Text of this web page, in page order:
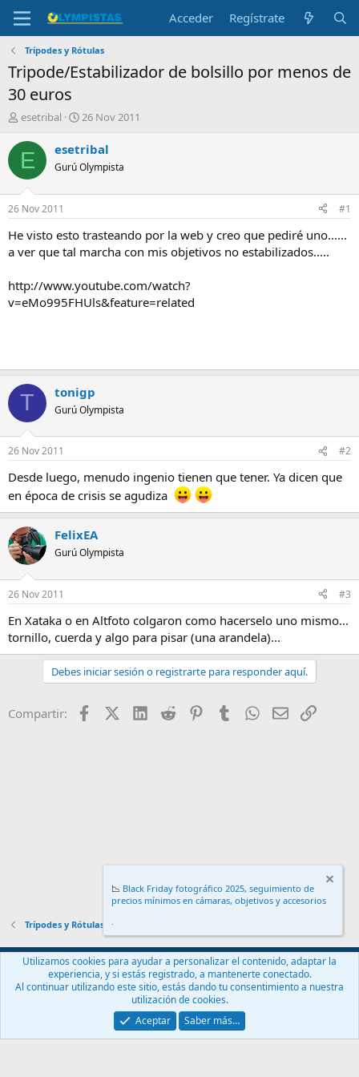
Acceder Regístrate
Trípodes y Rótulas
Tripode/Estabilizador de bolsillo por menos de
30 euros
I
i
c
a
d
o
r
e
t
e
esetribal
F
c
a
i
n
c
o
26 Nov 2011
E esetribal
Gurú Olympista
26 Nov 2011 #1
He visto esto trasteando por la web y creo que pediré uno......
a ver que tal marcha con mis objetivos no estabilizados.....
http://www.youtube.com/watch?
v=eMo995FHUls&feature=related
T tonigp
Gurú Olympista
26 Nov 2011 #2
Desde luego, menudo ingenio tienen que tener. Ya dicen que
en época de crisis se agudiza
FelixEA
Gurú Olympista
26 Nov 2011 #3
En Xataka o en Altfoto colgaron como hacerselo uno mismo...
tornillo, cuerda y algo para pisar (una arandela)...
Debes iniciar sesión o registrarte para responder aquí.
Compartir: FacebookX (Twitter)
LinkedIn
Reddit PinterestTumblr WhatsApp
EmailEnlace
Trípodes y Rótulas
Español (ES)
Contáctanos
Términos y reglas Política de privacidad
Ayuda
Community platform by XenForo® © 2010-2024 XenForo Ltd.
📉 Black Friday fotográfico 2025, seguimiento de
precios mínimos en cámaras, objetivos y accesorios
.
Utilizamos cookies para ayudar a personalizar el contenido, adaptar la
experiencia, y si estás registrado, a mantenerte conectado.
Al continuar utilizando este sitio, estás dando tu consentimiento a nuestra
utilización de cookies.
Aceptar
Saber más…